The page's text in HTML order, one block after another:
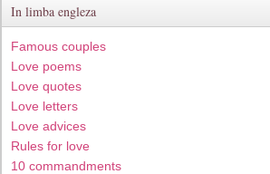
In limba engleza
Famous couples
Love poems
Love quotes
Love letters
Love advices
Rules for love
10 commandments